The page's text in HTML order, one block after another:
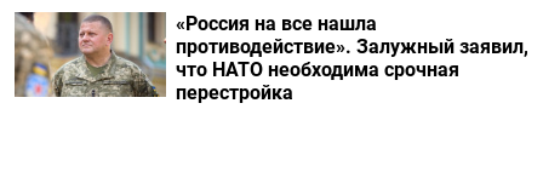
«Россия на все нашла
противодействие». Залужный заявил,
что НАТО необходима срочная
перестройка